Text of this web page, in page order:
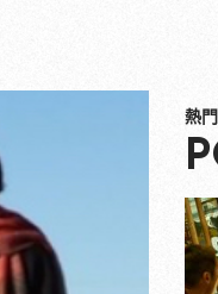
熱